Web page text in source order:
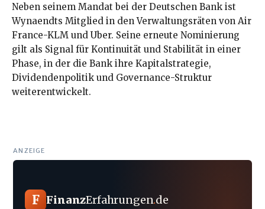
Neben seinem Mandat bei der Deutschen Bank ist
Wynaendts Mitglied in den Verwaltungsräten von Air
France-KLM und Uber. Seine erneute Nominierung
gilt als Signal für Kontinuität und Stabilität in einer
Phase, in der die Bank ihre Kapitalstrategie,
Dividendenpolitik und Governance-Struktur
weiterentwickelt.
ANZEIGE
F FinanzErfahrungen.de